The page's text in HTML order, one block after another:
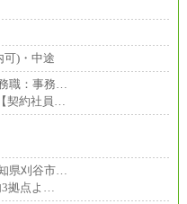
可)・中途
職：事務…
契約社員…
県刈谷市…
3拠点よ…